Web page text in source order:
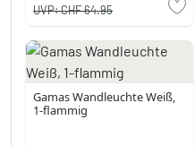
UVP:CHF 64.95
Gamas Wandleuchte Weiß,
1-flammig